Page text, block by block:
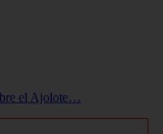
el Ajolote…